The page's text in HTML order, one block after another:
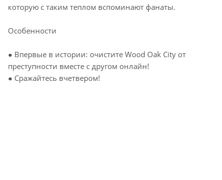
которую с таким теплом вспоминают фанаты.
Особенности
● Впервые в истории: очистите Wood Oak City от
преступности вместе с другом онлайн!
● Сражайтесь вчетвером!